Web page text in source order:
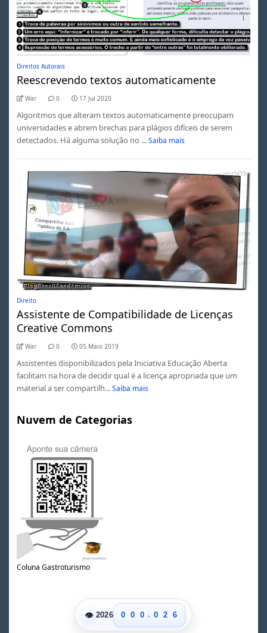
Direitos Autorais
Reescrevendo textos automaticamente
War 0 17 Jul 2020
Algoritmos que alteram textos automaticamente preocupam
universidades e abrem brechas para plágios difíceis de serem
detectados. Há alguma solução no ... Saiba mais
Direito
Assistente de Compatibilidade de Licenças
Creative Commons
War 0 05 Maio 2019
Assistentes disponibilizados pela Iniciativa Educação Aberta
facilitam na hora de decidir qual é a licença apropriada que um
material a ser compartilh... Saiba mais
Nuvem de Categorias
Coluna Gastroturismo
👁 2026
0
1
0
1
0
1
. 0
1
1
2
3
5
6
7